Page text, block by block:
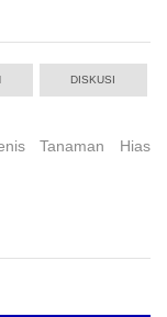
DISKUSI
Tanaman Hias